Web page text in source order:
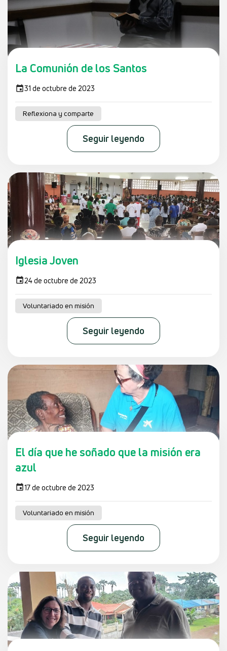
La Comunión de los Santos
31 de octubre de 2023
Reflexiona y comparte
Seguir leyendo
Iglesia Joven
24 de octubre de 2023
Voluntariado en misión
Seguir leyendo
El día que he soñado que la misión era
azul
17 de octubre de 2023
Voluntariado en misión
Seguir leyendo